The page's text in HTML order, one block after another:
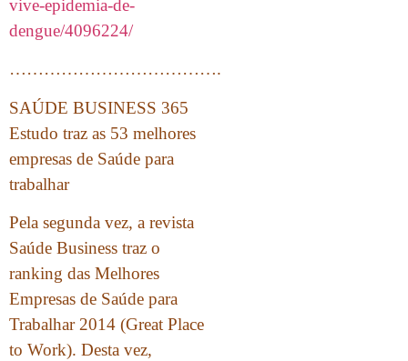
vive-epidemia-de-
dengue/4096224/
……………………………….
SAÚDE BUSINESS 365
Estudo traz as 53 melhores
empresas de Saúde para
trabalhar
Pela segunda vez, a revista
Saúde Business traz o
ranking das Melhores
Empresas de Saúde para
Trabalhar 2014 (Great Place
to Work). Desta vez,